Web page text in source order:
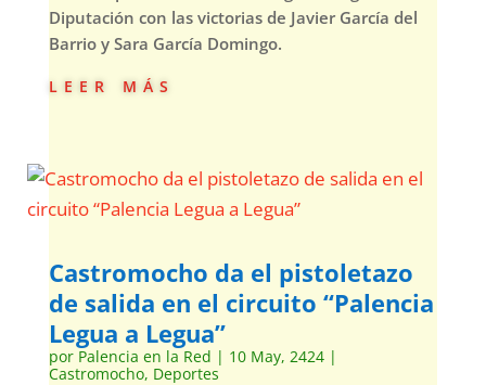
Diputación con las victorias de Javier García del
Barrio y Sara García Domingo.
leer más
Castromocho da el pistoletazo
de salida en el circuito “Palencia
Legua a Legua”
por Palencia en la Red | 10 May, 2424|
Castromocho, Deportes